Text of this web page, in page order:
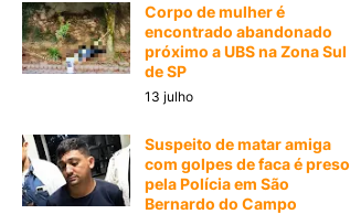
Corpo de mulher é
encontrado abandonado
próximo a UBS na Zona Sul
de SP
13 julho
Suspeito de matar amiga
com golpes de faca é preso
pela Polícia em São
Bernardo do Campo